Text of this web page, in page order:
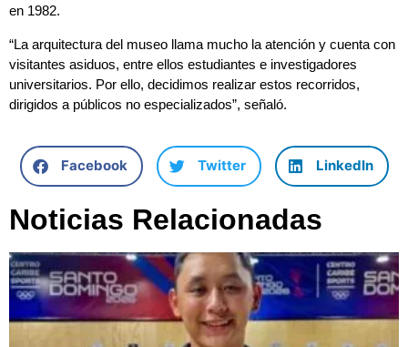
en 1982.
“La arquitectura del museo llama mucho la atención y cuenta con
visitantes asiduos, entre ellos estudiantes e investigadores
universitarios. Por ello, decidimos realizar estos recorridos,
dirigidos a públicos no especializados”, señaló.
Facebook Twitter LinkedIn
Noticias Relacionadas